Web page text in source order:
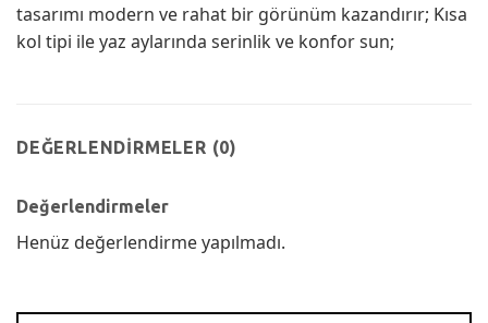
tasarımı modern ve rahat bir görünüm kazandırır; Kısa
kol tipi ile yaz aylarında serinlik ve konfor sun;
DEĞERLENDIRMELER (0)
Değerlendirmeler
Henüz değerlendirme yapılmadı.